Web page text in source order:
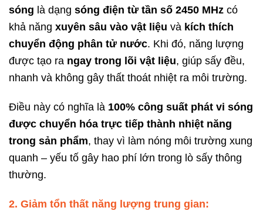
sóng là dạng sóng điện từ tần số 2450 MHz có
khả năng xuyên sâu vào vật liệu và kích thích
chuyển động phân tử nước. Khi đó, năng lượng
được tạo ra ngay trong lõi vật liệu, giúp sấy đều,
nhanh và không gây thất thoát nhiệt ra môi trường.
Điều này có nghĩa là 100% công suất phát vi sóng
được chuyển hóa trực tiếp thành nhiệt năng
trong sản phẩm, thay vì làm nóng môi trường xung
quanh – yếu tố gây hao phí lớn trong lò sấy thông
thường.
2. Giảm tổn thất năng lượng trung gian: